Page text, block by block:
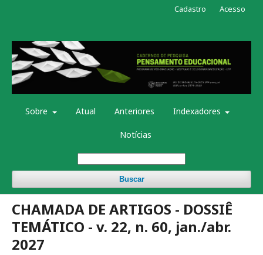
Sobre Atual Anteriores Indexadores
Notícias
Buscar
Cadastro Acesso
CHAMADA DE ARTIGOS - DOSSIÊ
TEMÁTICO - v. 22, n. 60, jan./abr.
2027